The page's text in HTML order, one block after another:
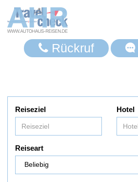
Rückruf
Reiseziel Hotel
Reiseart